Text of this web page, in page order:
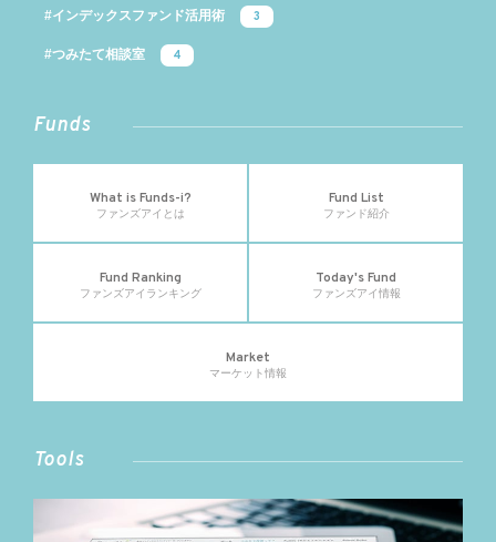
#インデックスファンド活用術 3
#つみたて相談室 4
Funds
What is Funds-i?
ファンズアイとは
Fund List
ファンド紹介
Fund Ranking
ファンズアイランキング
Today's Fund
ファンズアイ情報
Market
マーケット情報
Tools